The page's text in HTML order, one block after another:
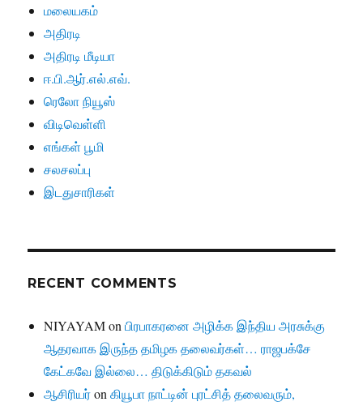
மலையகம்
அதிரடி
அதிரடி மீடியா
ஈ.பி.ஆர்.எல்.எவ்.
ரெலோ நியூஸ்
விடிவெள்ளி
எங்கள் பூமி
சலசலப்பு
இடதுசாரிகள்
RECENT COMMENTS
NIYAYAMonபிரபாகரனை அழிக்க இந்திய அரசுக்கு
ஆதரவாக இருந்த தமிழக தலைவர்கள்… ராஜபக்சே
கேட்கவே இல்லை… திடுக்கிடும் தகவல்
ஆசிரியர்onகியூபா நாட்டின் புரட்சித் தலைவரும்,